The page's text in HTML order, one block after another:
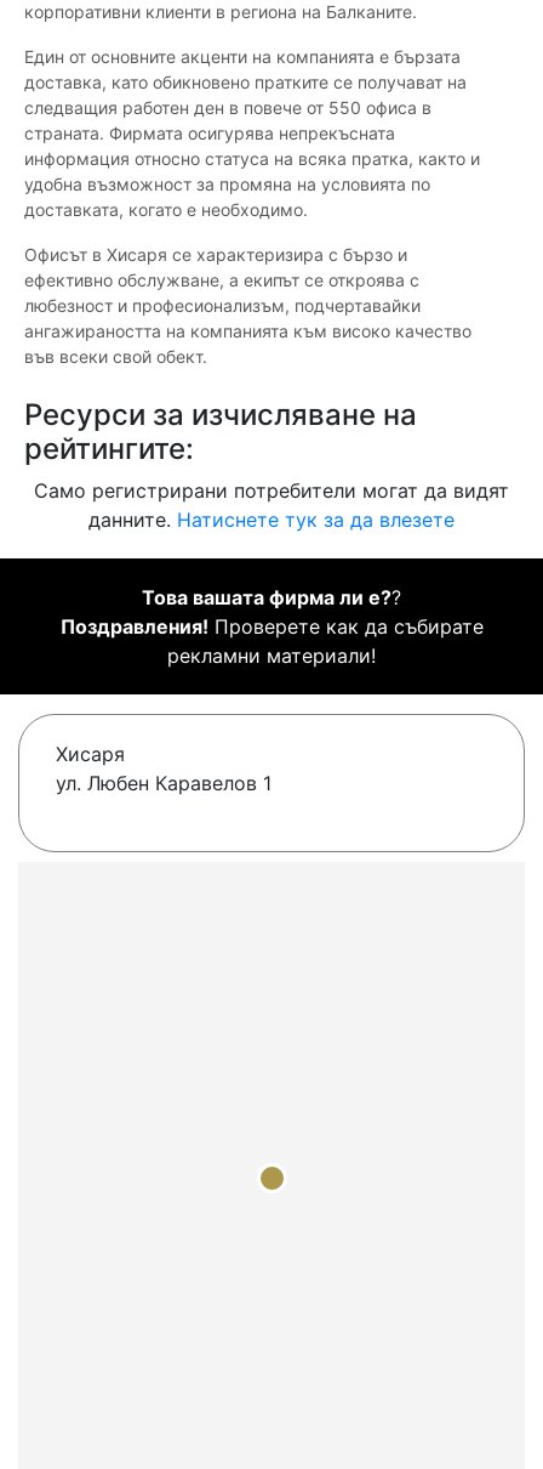
корпоративни клиенти в региона на Балканите.
Един от основните акценти на компанията е бързата
доставка, като обикновено пратките се получават на
следващия работен ден в повече от 550 офиса в
страната. Фирмата осигурява непрекъсната
информация относно статуса на всяка пратка, както и
удобна възможност за промяна на условията по
доставката, когато е необходимо.
Офисът в Хисаря се характеризира с бързо и
ефективно обслужване, а екипът се откроява с
любезност и професионализъм, подчертавайки
ангажираността на компанията към високо качество
във всеки свой обект.
Ресурси за изчисляване на
рейтингите:
Само регистрирани потребители могат да видят
данните. Натиснете тук за да влезете
Това вашата фирма ли е??
Поздравления! Проверете как да събирате
рекламни материали!
Хисаря
ул. Любен Каравелов 1